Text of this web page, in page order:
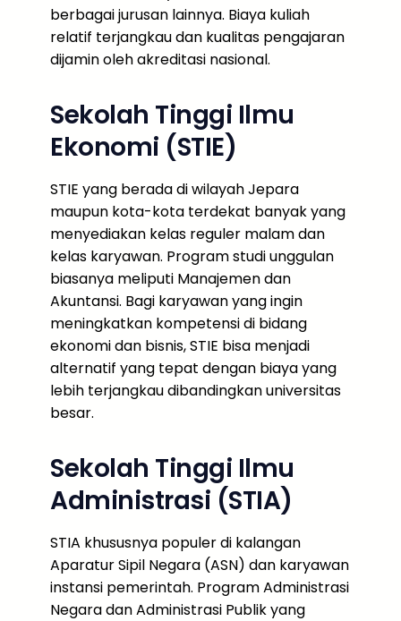
berbagai jurusan lainnya. Biaya kuliah
relatif terjangkau dan kualitas pengajaran
dijamin oleh akreditasi nasional.
Sekolah Tinggi Ilmu
Ekonomi (STIE)
STIE yang berada di wilayah Jepara
maupun kota-kota terdekat banyak yang
menyediakan kelas reguler malam dan
kelas karyawan. Program studi unggulan
biasanya meliputi Manajemen dan
Akuntansi. Bagi karyawan yang ingin
meningkatkan kompetensi di bidang
ekonomi dan bisnis, STIE bisa menjadi
alternatif yang tepat dengan biaya yang
lebih terjangkau dibandingkan universitas
besar.
Sekolah Tinggi Ilmu
Administrasi (STIA)
STIA khususnya populer di kalangan
Aparatur Sipil Negara (ASN) dan karyawan
instansi pemerintah. Program Administrasi
Negara dan Administrasi Publik yang